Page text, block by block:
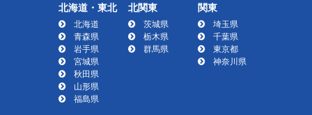
北海道・東北
北海道
青森県
岩手県
宮城県
秋田県
山形県
福島県
北関東
茨城県
栃木県
群馬県
関東
埼玉県
千葉県
東京都
神奈川県